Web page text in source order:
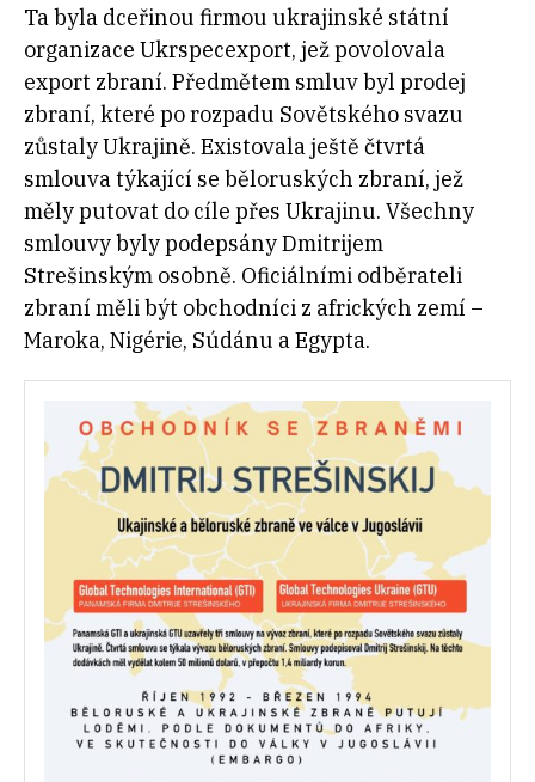
Ta byla dceřinou firmou ukrajinské státní
organizace Ukrspecexport, jež povolovala
export zbraní. Předmětem smluv byl prodej
zbraní, které po rozpadu Sovětského svazu
zůstaly Ukrajině. Existovala ještě čtvrtá
smlouva týkající se běloruských zbraní, jež
měly putovat do cíle přes Ukrajinu. Všechny
smlouvy byly podepsány Dmitrijem
Strešinským osobně. Oficiálními odběrateli
zbraní měli být obchodníci z afrických zemí –
Maroka, Nigérie, Súdánu a Egypta.